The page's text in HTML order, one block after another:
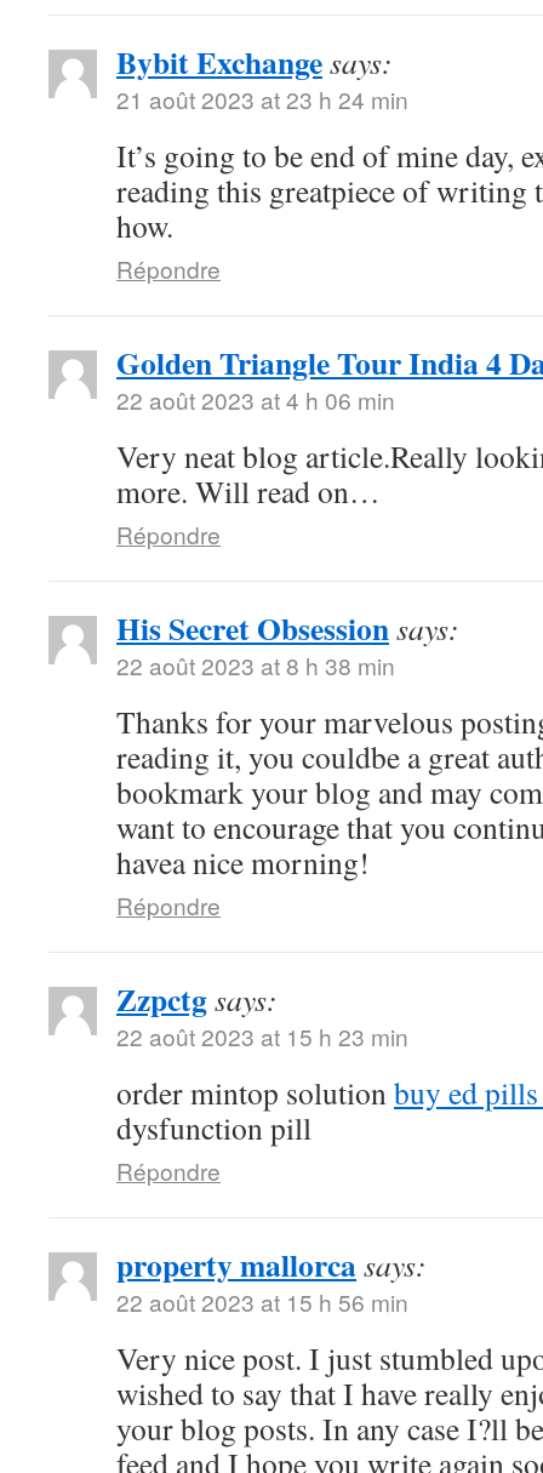
Bybit Exchangesays:
21 août 2023 at 23 h 24 min
It’s going to be end of mine day,
reading this greatpiece of writing
how.
Répondre
Golden Triangle Tour India 4
22 août 2023 at 4 h 06 min
Very neat blog article.Really
more. Will read on…
Répondre
His Secret Obsessionsays:
22 août 2023 at 8 h 38 min
Thanks for your marvelous
reading it, you couldbe a great
bookmark your blog and may
want to encourage that you
havea nice morning!
Répondre
Zzpctgsays:
22 août 2023 at 15 h 23 min
order mintop solutionbuy ed pills
dysfunction pill
Répondre
property mallorcasays:
22 août 2023 at 15 h 56 min
Very nice post. I just stumbled
wished to say that I have really
your blog posts. In any case I?ll
feed and I hope you write again